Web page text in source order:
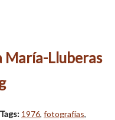
María-Lluberas
Tags: 1976, fotografías,